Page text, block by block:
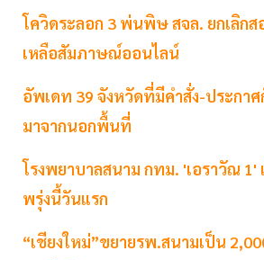
โควิดระลอก 3 พ่นพิษ สจล. ยกเลิก
เหลือสัมภาษณ์ออนไลน์
อัพเดท 39 จังหวัดที่มีคำสั่ง-ประกา
มาจากนอกพื้นที่
โรงพยาบาลสนาม กทม. 'เอราวัณ 1'
พรุ่งนี้วันแรก
“เชียงใหม่”ขยายรพ.สนามเป็น